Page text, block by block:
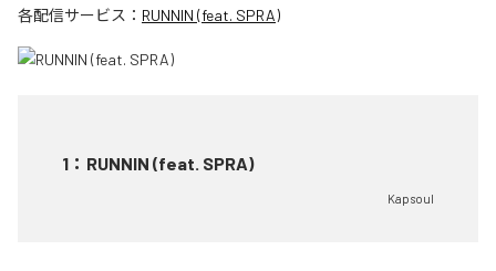
各配信サービス： RUNNIN (feat. SPRA)
1 ： RUNNIN (feat. SPRA)
Kapsoul